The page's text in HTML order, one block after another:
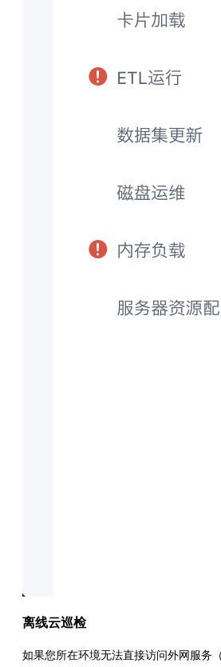
离线云巡检
如果您所在环境无法直接访问外网服务